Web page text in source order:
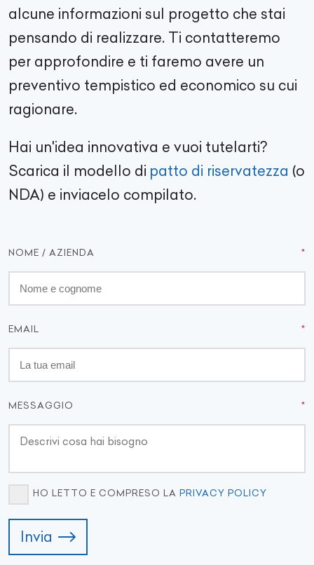
alcune informazioni sul progetto che stai
pensando di realizzare. Ti contatteremo
per approfondire e ti faremo avere un
preventivo tempistico ed economico su cui
ragionare.
Hai un'idea innovativa e vuoi tutelarti?
Scarica il modello di patto di riservatezza (o
NDA) e inviacelo compilato.
NOME / AZIENDA
EMAIL
MESSAGGIO
HO LETTO E COMPRESO LA PRIVACY POLICY
Invia